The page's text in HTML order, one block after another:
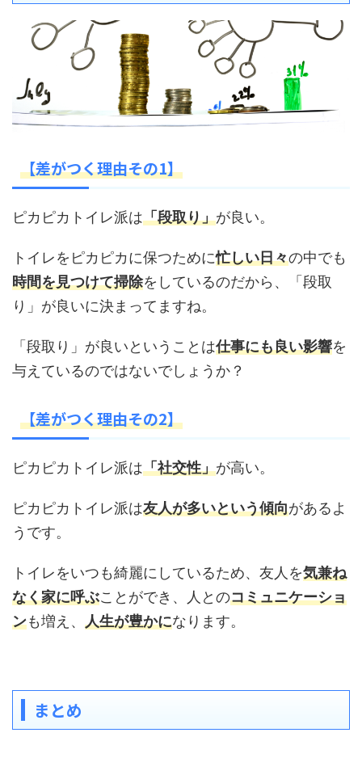
【差がつく理由その1】
ピカピカトイレ派は「段取り」が良い。
トイレをピカピカに保つために忙しい日々の中でも
時間を見つけて掃除をしているのだから、「段取
り」が良いに決まってますね。
「段取り」が良いということは仕事にも良い影響を
与えているのではないでしょうか？
【差がつく理由その2】
ピカピカトイレ派は「社交性」が高い。
ピカピカトイレ派は友人が多いという傾向があるよ
うです。
トイレをいつも綺麗にしているため、友人を気兼ね
なく家に呼ぶことができ、人とのコミュニケーショ
ンも増え、 人生が豊かになります。
まとめ